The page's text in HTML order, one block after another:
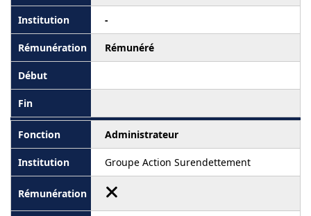
-
Rémunéré
Administrateur
Groupe Action Surendettement